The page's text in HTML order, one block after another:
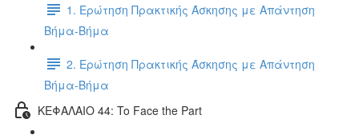
1. Ερώτηση Πρακτικής Άσκησης με Απάντηση
Βήμα-Βήμα
2. Ερώτηση Πρακτικής Άσκησης με Απάντηση
Βήμα-Βήμα
ΚΕΦΑΛΑΙΟ 44: To Face the Part